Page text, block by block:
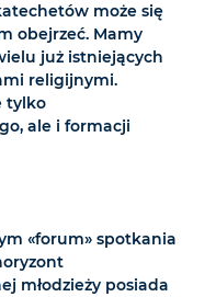
może się
obejrzeć. Mamy
już istniejących
religijnymi.
tylko
ale i formacji
«forum» spotkania
młodzieży posiada